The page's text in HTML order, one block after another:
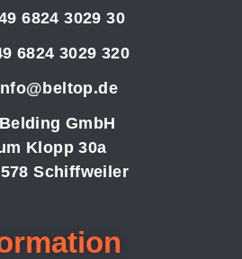
6824 3029 30
6824 3029 320
GmbH
Klopp 30a
Schiffweiler